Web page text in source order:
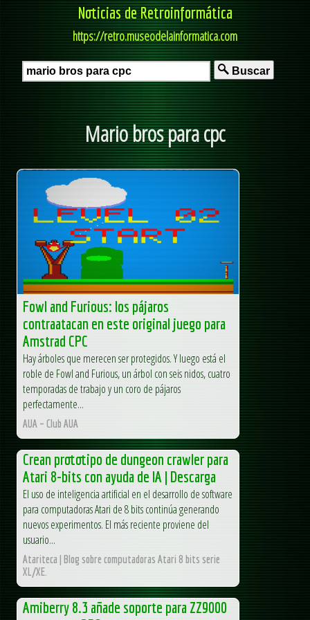
Noticias de Retroinformática
https://retro.museodelainformatica.com
Buscar
Mario bros para cpc
Fowl and Furious: los pájaros
contraatacan en este original juego para
Amstrad CPC
Hay árboles que merecen ser protegidos. Y luego está el
roble de Fowl and Furious, un árbol con seis nidos, cuatro
temporadas de trabajo y un coro de pájaros
perfectamente...
AUA – Club AUA
Crean prototipo de dungeon crawler para
Atari 8-bits con ayuda de IA | Descarga
El uso de inteligencia artificial en el desarrollo de software
para computadoras Atari de 8 bits continúa generando
nuevos experimentos. El más reciente proviene del
usuario...
Atariteca | Blog sobre computadoras Atari 8 bits serie
XL/XE.
Amiberry 8.3 añade soporte para ZZ9000